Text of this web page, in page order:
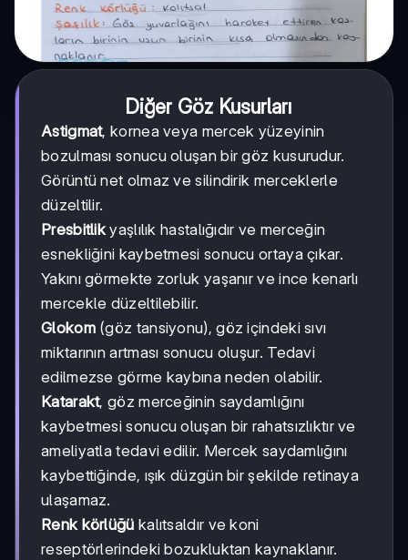
Diğer Göz Kusurları
Astigmat, kornea veya mercek yüzeyinin
bozulması sonucu oluşan bir göz kusurudur.
Görüntü net olmaz ve silindirik merceklerle
düzeltilir.
Presbitlikyaşlılık hastalığıdır ve merceğin
esnekliğini kaybetmesi sonucu ortaya çıkar.
Yakını görmekte zorluk yaşanır ve ince kenarlı
mercekle düzeltilebilir.
Glokom(göz tansiyonu), göz içindeki sıvı
miktarının artması sonucu oluşur. Tedavi
edilmezse görme kaybına neden olabilir.
Katarakt, göz merceğinin saydamlığını
kaybetmesi sonucu oluşan bir rahatsızlıktır ve
ameliyatla tedavi edilir. Mercek saydamlığını
kaybettiğinde, ışık düzgün bir şekilde retinaya
ulaşamaz.
Renk körlüğü kalıtsaldır ve koni
reseptörlerindeki bozukluktan kaynaklanır.